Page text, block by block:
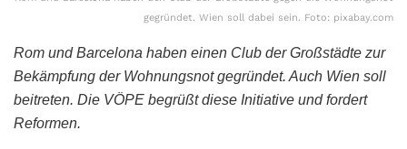
gegründet. Wien soll dabei sein. Foto: pixabay.com
Rom und Barcelona haben einen Club der Großstädte zur
Bekämpfung der Wohnungsnot gegründet. Auch Wien soll
beitreten. Die VÖPE begrüßt diese Initiative und fordert
Reformen.